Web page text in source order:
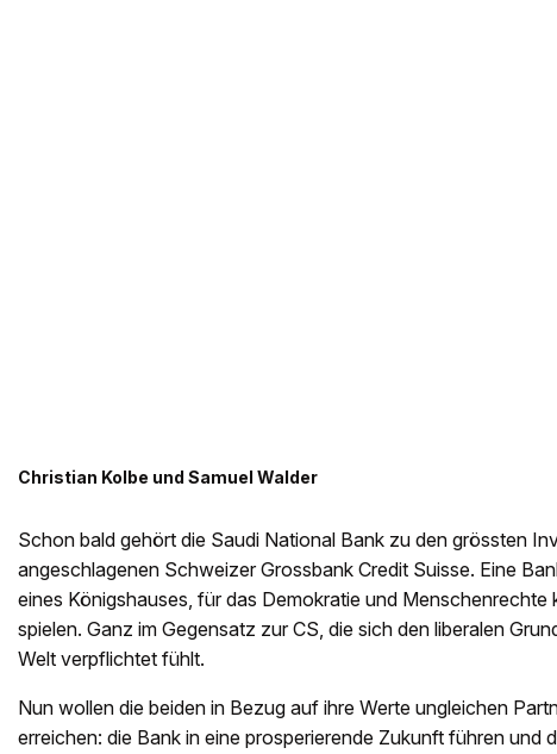
Christian Kolbe und Samuel Walder
Schon bald gehört die Saudi National Bank zu den grössten
angeschlagenen Schweizer Grossbank Credit Suisse. Eine
eines Königshauses, für das Demokratie und Menschenrechte
spielen. Ganz im Gegensatz zur CS, die sich den liberalen
Welt verpflichtet fühlt.
Nun wollen die beiden in Bezug auf ihre Werte ungleichen
erreichen: die Bank in eine prosperierende Zukunft führen und